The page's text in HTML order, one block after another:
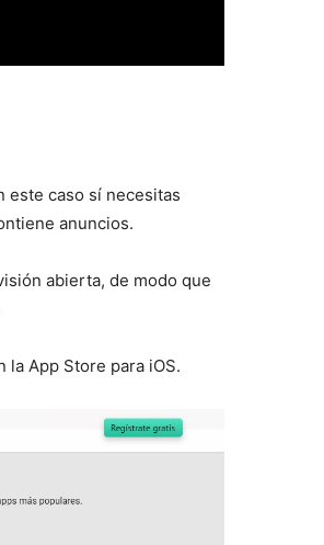
este caso sí necesitas
anuncios.
abierta, de modo que
la App Store para iOS.